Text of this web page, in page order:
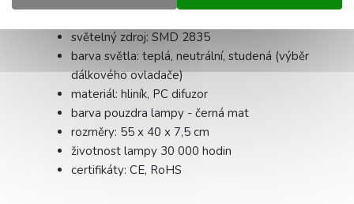
světelný zdroj: SMD 2835
barva světla: teplá, neutrální, studená (výběr
dálkového ovladače)
materiál: hliník, PC difuzor
barva pouzdra lampy - černá mat
rozměry: 55 x 40 x 7,5 cm
životnost lampy 30 000 hodin
certifikáty: CE, RoHS